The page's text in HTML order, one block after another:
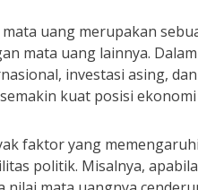
uang merupakan
mata uang lainnya.
investasi asing,
kuat posisi
faktor yang
politik. Misalnya,